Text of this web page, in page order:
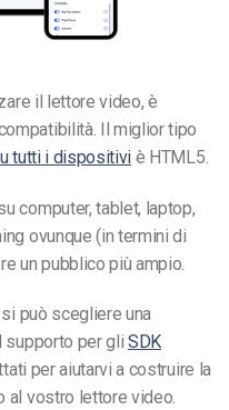
il lettore video, è
Il miglior tipo
tutti i dispositivi è HTML5.
computer, tablet, laptop,
ovunque (in termini di
un pubblico più ampio.
può scegliere una
supporto per gliSDK
per aiutarvi a costruire la
al vostro lettore video.